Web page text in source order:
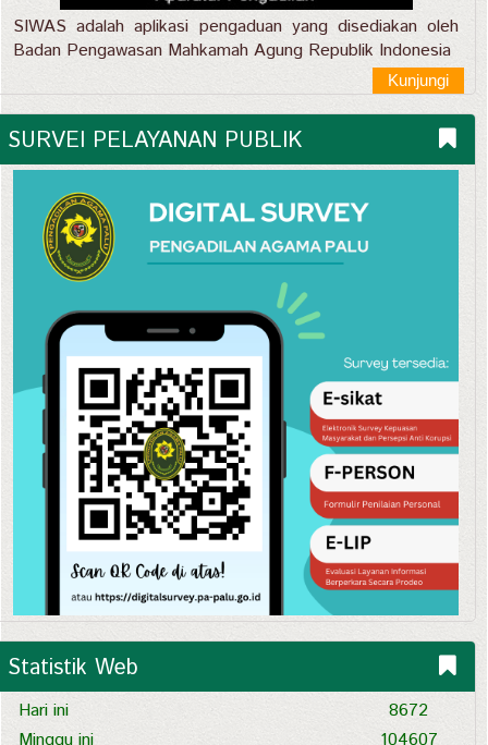
SIWAS adalah aplikasi pengaduan yang disediakan oleh
Badan Pengawasan Mahkamah Agung Republik Indonesia
Kunjungi
SURVEI PELAYANAN PUBLIK
Statistik Web
Hari ini
Minggu ini
8672
104607